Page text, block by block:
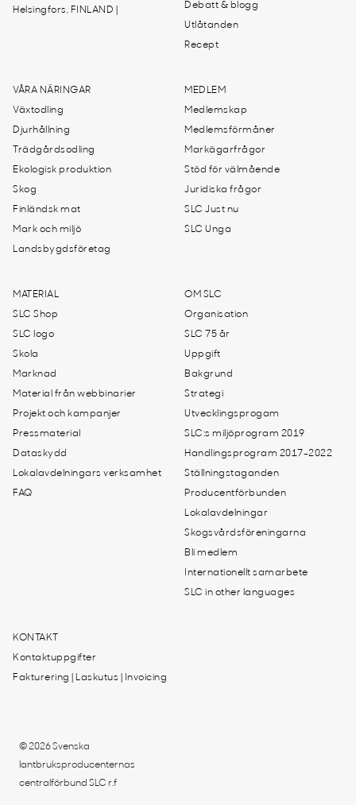
Helsingfors, FINLAND |
Debatt & blogg
Utlåtanden
Recept
VÅRA NÄRINGAR
Växtodling
Djurhållning
Trädgårdsodling
Ekologisk produktion
Skog
Finländsk mat
Mark och miljö
Landsbygdsföretag
MEDLEM
Medlemskap
Medlemsförmåner
Markägarfrågor
Stöd för välmående
Juridiska frågor
SLC Just nu
SLC Unga
MATERIAL
SLC Shop
SLC logo
Skola
Marknad
Material från webbinarier
Projekt och kampanjer
Pressmaterial
Dataskydd
Lokalavdelningars verksamhet
FAQ
OM SLC
Organisation
SLC 75 år
Uppgift
Bakgrund
Strategi
Utvecklingsprogam
SLC:s miljöprogram 2019
Handlingsprogram 2017-2022
Ställningstaganden
Producentförbunden
Lokalavdelningar
Skogsvårdsföreningarna
Bli medlem
Internationellt samarbete
SLC in other languages
KONTAKT
Kontaktuppgifter
Fakturering | Laskutus | Invoicing
© 2026 Svenska
lantbruksproducenternas
centralförbund SLC r.f